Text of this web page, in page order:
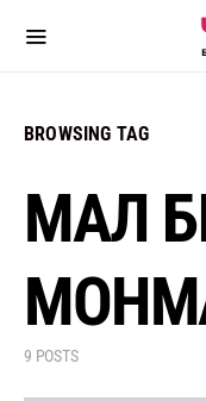
BROWSING TAG
МАЛ
9 POSTS